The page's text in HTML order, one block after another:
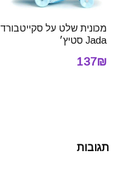
מכונית שלט על סקייטבורד
Jada סטיץ׳
137₪
תגובות